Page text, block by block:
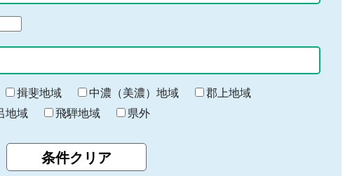
揖斐地域 中濃（美濃）地域
郡上地域
地域 飛騨地域 県外